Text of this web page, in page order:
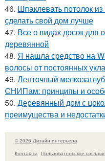
46. Шпаклевать потолок
сделать свой дом лучше
47. Все о видах досок для
деревянной
48. Я нашла средство на
волосы от постоянных
49. Ленточный
СНИПам: принципы и
50. Деревянный дом с
преимущества и
© 2026 Дизайн интерьера
Контакты
Пользовательское